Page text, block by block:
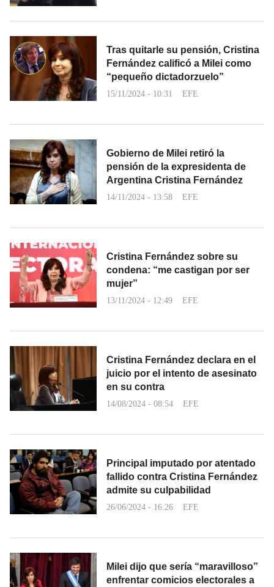
Tras quitarle su pensión, Cristina
Fernández calificó a Milei como
“pequeño dictadorzuelo”
15/11/2024 - 10:31 EFE
Gobierno de Milei retiró la
pensión de la expresidenta de
Argentina Cristina Fernández
14/11/2024 - 13:58 EFE
Cristina Fernández sobre su
condena: “me castigan por ser
mujer”
13/11/2024 - 12:49 EFE
Cristina Fernández declara en el
juicio por el intento de asesinato
en su contra
14/08/2024 - 08:54 EFE
Principal imputado por atentado
fallido contra Cristina Fernández
admite su culpabilidad
26/06/2024 - 16:26 EFE
Milei dijo que sería “maravilloso”
enfrentar comicios electorales a